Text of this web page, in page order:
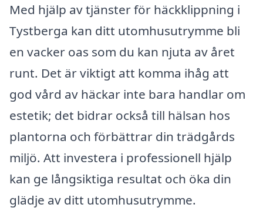
Med hjälp av tjänster för häckklippning i
Tystberga kan ditt utomhusutrymme bli
en vacker oas som du kan njuta av året
runt. Det är viktigt att komma ihåg att
god vård av häckar inte bara handlar om
estetik; det bidrar också till hälsan hos
plantorna och förbättrar din trädgårds
miljö. Att investera i professionell hjälp
kan ge långsiktiga resultat och öka din
glädje av ditt utomhusutrymme.